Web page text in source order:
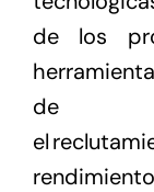
de los
de
el